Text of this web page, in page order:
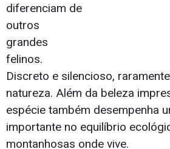
diferenciam de
outros
grandes
felinos.
Discreto e silencioso,
natureza. Além da beleza
espécie também desempenha
importante no equilíbrio
montanhosas onde vive.